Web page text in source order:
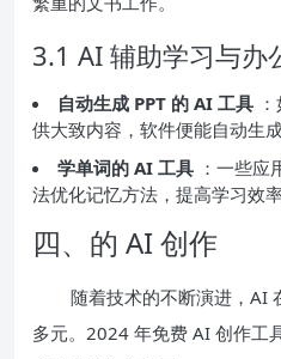
3.1 AI 辅助学习与办
自动生成 PPT 的 AI 工具
供大致内容，软件便能自动生
学单词的 AI 工具 ：一些
法优化记忆方法，提高学习效率
四、的 AI 创作
随着技术的不断演进，AI
多元。2024 年免费 AI 创作工